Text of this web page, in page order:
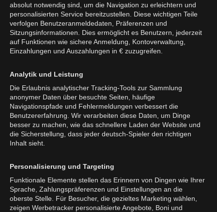
absolut notwendig sind, um die Navigation zu erleichtern und
personalisierten Service bereitzustellen. Diese wichtigen Teile
verfolgen Benutzeranmeldedaten, Präferenzen und
Sitzungsinformationen. Dies ermöglicht es Benutzern, jederzeit
auf Funktionen wie sichere Anmeldung, Kontoverwaltung,
Einzahlungen und Auszahlungen in € zuzugreifen.
Analytik und Leistung
Die Erlaubnis analytischer Tracking-Tools zur Sammlung
anonymer Daten über besuchte Seiten, häufige
Navigationspfade und Fehlermeldungen verbessert die
Benutzererfahrung. Wir verarbeiten diese Daten, um Dinge
besser zu machen, wie das schnellere Laden der Website und
die Sicherstellung, dass jeder deutsch-Spieler den richtigen
Inhalt sieht.
Personalisierung und Targeting
Funktionale Elemente stellen das Erinnern von Dingen wie Ihrer
Sprache, Zahlungspräferenzen und Einstellungen an die
oberste Stelle. Für Besucher, die gezieltes Marketing wählen,
zeigen Werbetracker personalisierte Angebote, Boni und